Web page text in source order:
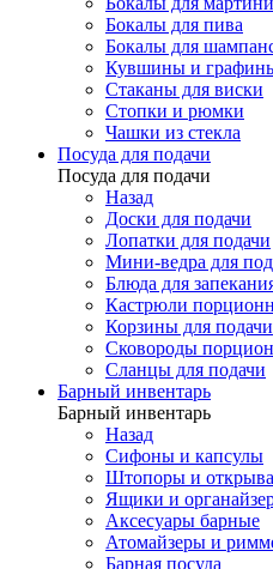
Бокалы для пива
Бокалы для
Кувшины и
Стаканы для виски
Стопки и рюмки
Чашки из стекла
Посуда для подачи
Посуда для подачи
Назад
Доски для подачи
Лопатки для подачи
Мини-ведра для
Блюда для
Кастрюли
Корзины для подачи
Сковороды
Сланцы для подачи
Барный инвентарь
Барный инвентарь
Назад
Сифоны и капсулы
Штопоры и
Ящики и
Аксесуары барные
Атомайзеры и
Барная посуда